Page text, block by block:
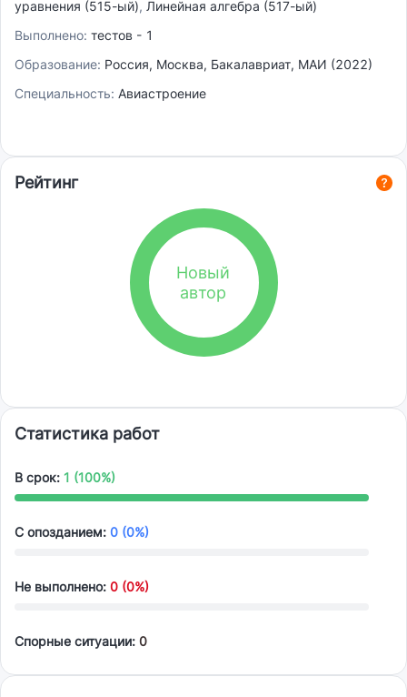
уравнения (515-ый), Линейная алгебра (517-ый)
Выполнено: тестов - 1
Образование: Россия, Москва, Бакалавриат, МАИ (2022)
Специальность: Авиастроение
Рейтинг
Новый
автор
Статистика работ
В срок: 1 (100%)
С опозданием: 0 (0%)
Не выполнено: 0 (0%)
Спорные ситуации: 0